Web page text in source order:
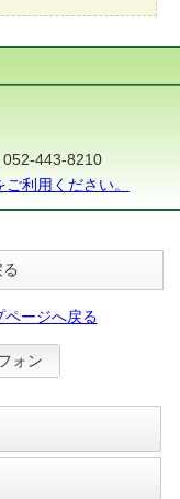
443-8210
利用ください。
ページへ戻る
ォン